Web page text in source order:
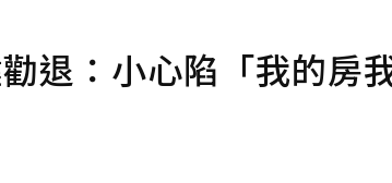
退：小心陷「我的房